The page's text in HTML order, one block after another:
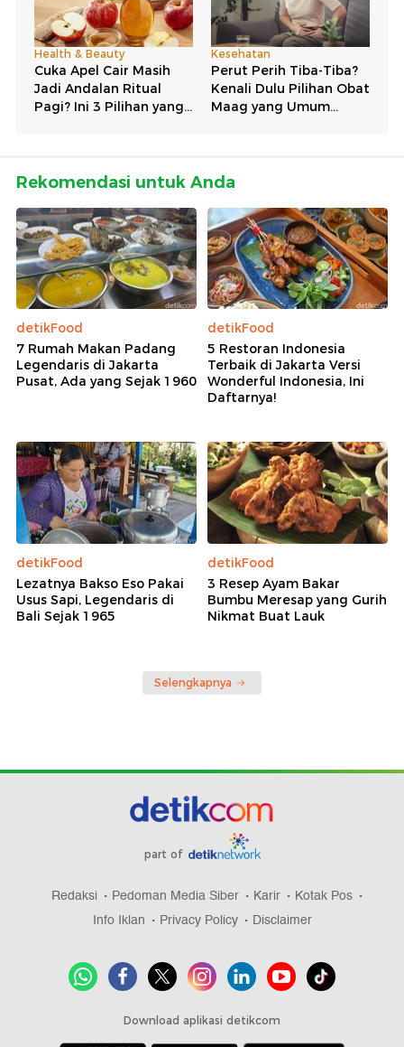
Rekomendasi untuk Anda
detikFood
7 Rumah Makan Padang
Legendaris di Jakarta
Pusat, Ada yang Sejak 1960
detikFood
5 Restoran Indonesia
Terbaik di Jakarta Versi
Wonderful Indonesia, Ini
Daftarnya!
detikFood
Lezatnya Bakso Eso Pakai
Usus Sapi, Legendaris di
Bali Sejak 1965
detikFood
3 Resep Ayam Bakar
Bumbu Meresap yang Gurih
Nikmat Buat Lauk
Selengkapnya
part of
Redaksi Pedoman Media Siber Karir
Kotak Pos
Info Iklan
Privacy Policy Disclaimer
Download aplikasi detikcom